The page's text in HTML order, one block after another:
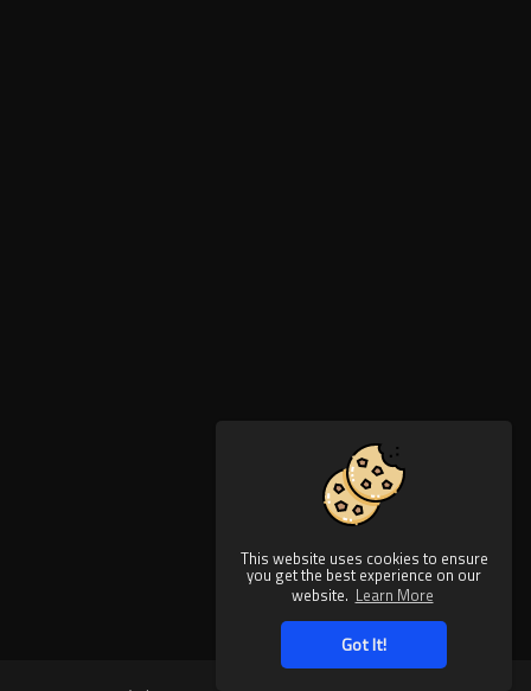
This website uses cookies to ensure
you get the best experience on our
website. Learn More
Got It!